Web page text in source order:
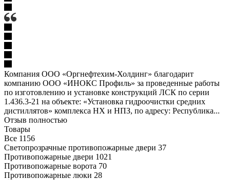
Компания ООО «Оргнефтехим-Холдинг» благодарит
компанию ООО «ИНОКС Профиль» за проведенные работы
по изготовлению и установке конструкций ЛСК по серии
1.436.3-21 на объекте: «Установка гидроочистки средних
дистиллятов» комплекса НХ и НПЗ, по адресу: Республика...
Отзыв полностью
Товары
Все 1156
Светопрозрачные противопожарные двери 37
Противопожарные двери 1021
Противопожарные ворота 70
Противопожарные люки 28